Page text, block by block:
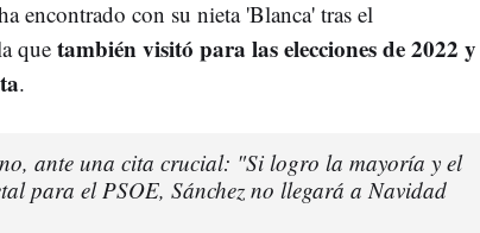
encontrado con su nieta 'Blanca' tras el
que también visitó para las elecciones de 2022 y
.
ante una cita crucial: "Si logro la mayoría y el
para el PSOE, Sánchez no llegará a Navidad